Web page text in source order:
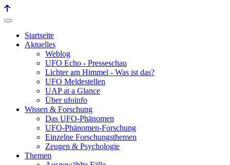
Startseite
Aktuelles
Weblog
UFO Echo - Presseschau
Lichter am Himmel - Was ist das?
UFO Meldestellen
UAP at a Glance
Über ufoinfo
Wissen & Forschung
Das UFO-Phänomen
UFO-Phänomen-Forschung
Einzelne Forschungsthemen
Zeugen & Psychologie
Themen